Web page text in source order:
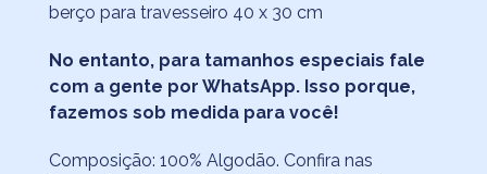
berço para travesseiro 40 x 30 cm
No entanto, para tamanhos especiais fale
com a gente por WhatsApp. Isso porque,
fazemos sob medida para você!
Composição: 100% Algodão. Confira nas